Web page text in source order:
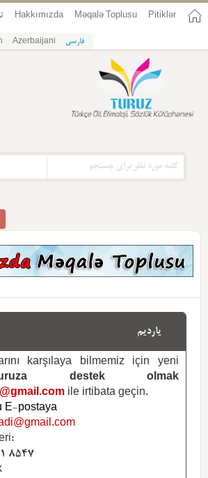
Pitiklər
Məqalə Toplusu
Hakkımızda
فارسی Azerbaijani
یاردیم
karşılaya bilmemiz için yeni
destek olmak
ile irtibata geçin.
E-postaya
8547